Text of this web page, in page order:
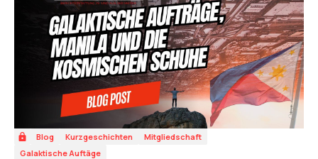
Blog Kurzgeschichten
Mitgliedschaft
Galaktische Auftäge